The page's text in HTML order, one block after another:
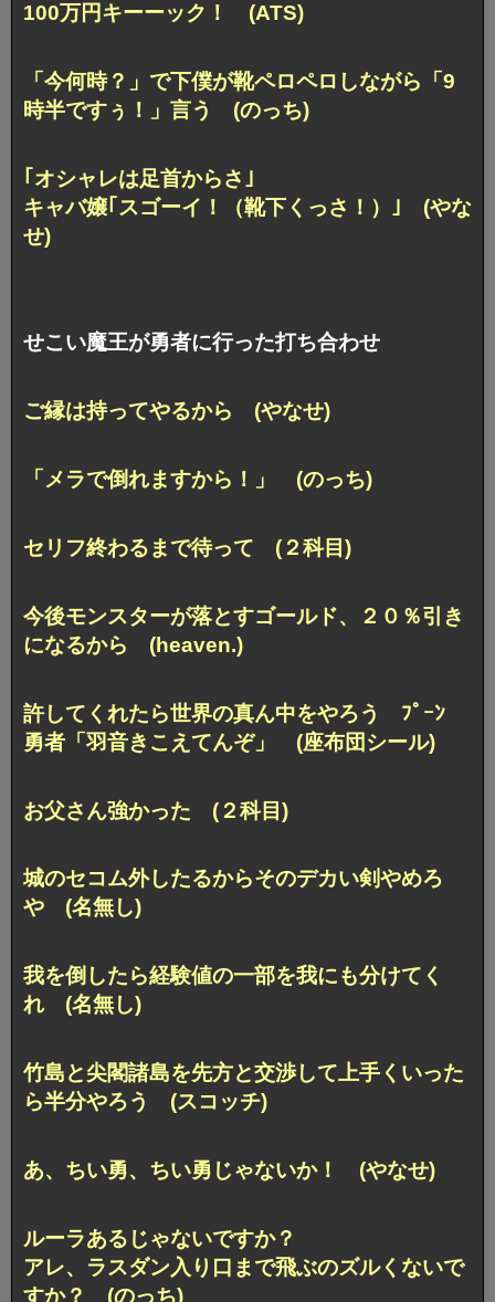
100万円キーーック！ (ATS)
「今何時？」で下僕が靴ペロペロしながら「9
時半ですぅ！」言う (のっち)
｢オシャレは足首からさ｣
キャバ嬢｢スゴーイ！（靴下くっさ！）｣ (やな
せ)
せこい魔王が勇者に行った打ち合わせ
ご縁は持ってやるから (やなせ)
「メラで倒れますから！」 (のっち)
セリフ終わるまで待って (２科目)
今後モンスターが落とすゴールド、２０％引き
になるから (heaven.)
許してくれたら世界の真ん中をやろう ﾌﾟｰﾝ
勇者「羽音きこえてんぞ」 (座布団シール)
お父さん強かった (２科目)
城のセコム外したるからそのデカい剣やめろ
や (名無し)
我を倒したら経験値の一部を我にも分けてく
れ (名無し)
竹島と尖閣諸島を先方と交渉して上手くいった
ら半分やろう (スコッチ)
あ、ちい勇、ちい勇じゃないか！ (やなせ)
ルーラあるじゃないですか？
アレ、ラスダン入り口まで飛ぶのズルくないで
すか？ (のっち)